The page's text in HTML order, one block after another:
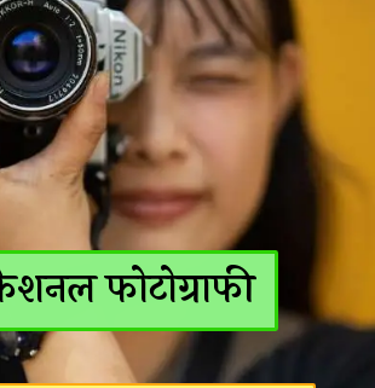
फोटोग्राफी